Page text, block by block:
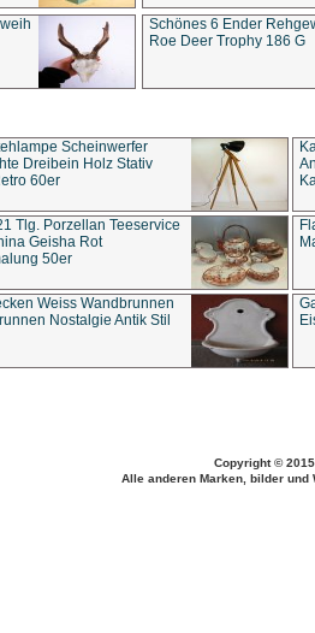
Schönes 6 Ender
Roe Deer Trophy 186 G
Scheinwerfer
Dreibein Holz Stativ
60er
Tlg. Porzellan Teeservice
Geisha Rot
50er
Weiss Wandbrunnen
Nostalgie Antik Stil
Copyright ©
Alle anderen Marken, bilder und